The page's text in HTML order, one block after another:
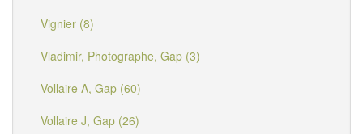
Vignier (8)
Vladimir, Photographe, Gap (3)
Vollaire A, Gap (60)
Vollaire J, Gap (26)